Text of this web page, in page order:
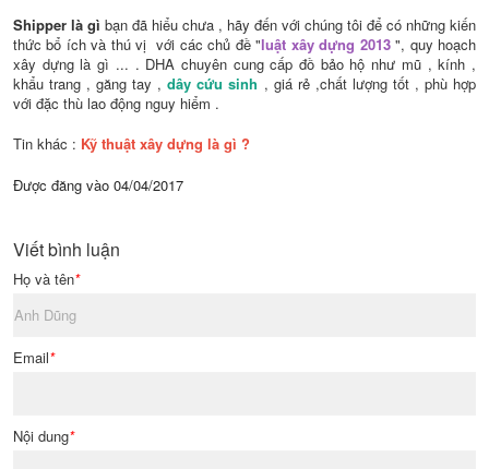
Shipper là gì bạn đã hiểu chưa , hãy đến với chúng tôi để có những kiến
thức bổ ích và thú vị với các chủ đề "luật xây dựng 2013", quy hoạch
xây dựng là gì ... . DHA chuyên cung cấp đồ bảo hộ như mũ , kính ,
khẩu trang , găng tay ,dây cứu sinh , giá rẻ ,chất lượng tốt , phù hợp
với đặc thù lao động nguy hiểm .
Tin khác : Kỹ thuật xây dựng là gì ?
Được đăng vào 04/04/2017
Viết bình luận
Họ và tên*
Email*
Nội dung*